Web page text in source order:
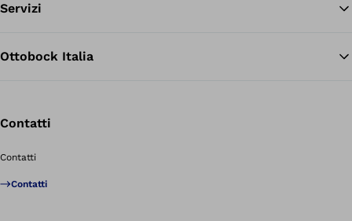
Servizi
Ottobock Italia
Contatti
Contatti
Contatti